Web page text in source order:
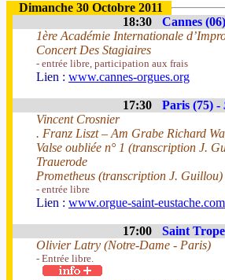
Dimanche 30 Octobre 2011
18:30
Cannes
1ère Académie Internationale
Concert Des Stagiaires
- entrée libre, participation aux frais
Lien : www.cannes-orgues.org
17:30 Paris (75) -
Vincent Crosnier
. Franz Liszt – Am Grabe Richard
Valse oubliée n° 1 (transcription J.
Trauerode
Prometheus (transcription J. Guillou)
- entrée libre
Lien : www.orgue-saint-eustache.com
17:00 Saint
Olivier Latry (Notre-Dame - Paris)
- Entrée libre.